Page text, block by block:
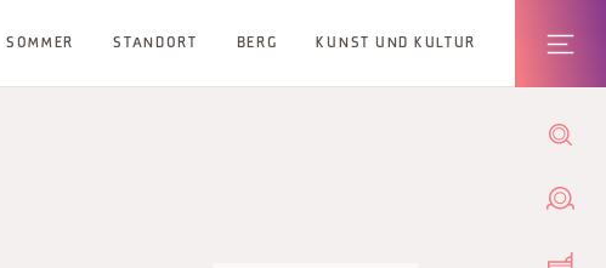
SOMMER STANDORT BERG KUNST UND KULTUR